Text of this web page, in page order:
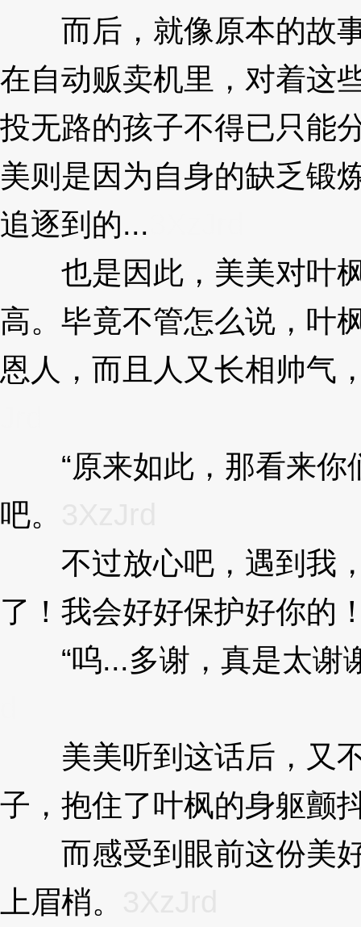
而后，就像原本的故事
在自动贩卖机里，对着这
投无路的孩子不得已只能
美则是因为自身的缺乏锻
追逐到的...
也是因此，美美对叶枫
高。毕竟不管怎么说，叶
恩人，而且人又长相帅气
“原来如此，那看来你
吧。
不过放心吧，遇到我，
了！我会好好保护好你的
“呜...多谢，真是太谢
美美听到这话后，又不
子，抱住了叶枫的身躯颤
而感受到眼前这份美好
上眉梢。